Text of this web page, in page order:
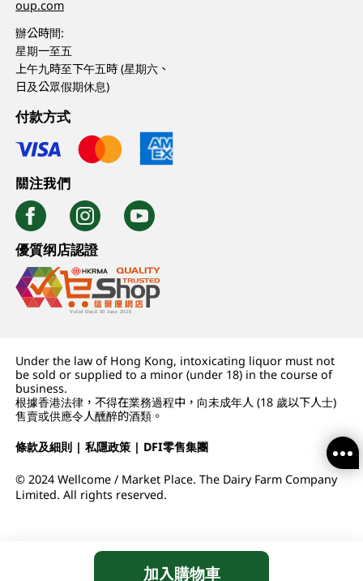
加入購物車
oup.com
辦公時間:
星期一至五
上午九時至下午五時 (星期六、
日及公眾假期休息)
付款方式
關注我們
優質纲店認證
Under the law of Hong Kong, intoxicating liquor must not
be sold or supplied to a minor (under 18) in the course of
business.
根據香港法律，不得在業務過程中，向未成年人 (18 歲以下人士)
售賣或供應令人醺醉的酒類。
條款及細則 |私隱政策 | DFI零售集團
© 2024 Wellcome / Market Place. The Dairy Farm Company
Limited. All rights reserved.